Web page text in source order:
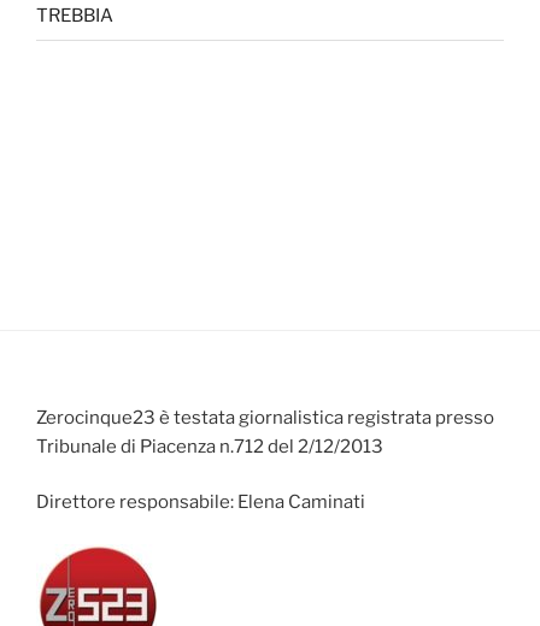
TREBBIA
Zerocinque23 è testata giornalistica registrata presso
Tribunale di Piacenza n.712 del 2/12/2013
Direttore responsabile: Elena Caminati